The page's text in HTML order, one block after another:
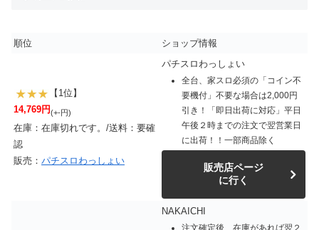
順位 ショップ情報
【1位】
14,769円(+-円)
在庫：在庫切れです。/送料：要確
認
販売： パチスロわっしょい
パチスロわっしょい
全台、家スロ必須の「コイン不
要機付」不要な場合は2,000円
引き！「即日出荷に対応」平日
午後２時までの注文で翌営業日
に出荷！！一部商品除く
販売店ページ
に行く
NAKAICHI